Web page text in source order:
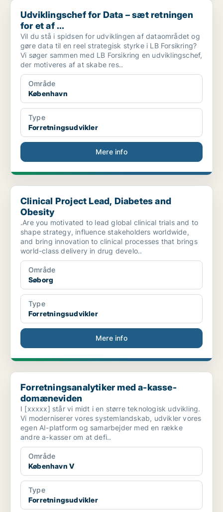
Udviklingschef for Data – sæt retningen for et af ...
Udviklingschef for Data – sæt retningen
for et af ...
Vil du stå i spidsen for udviklingen af dataområdet og
gøre data til en reel strategisk styrke i LB Forsikring?
Vi søger sammen med LB Forsikring en udviklingschef,
der motiveres af at skabe res..
Område
København
Type
Forretningsudvikler
Mere info
Clinical Project Lead, Diabetes and Obesity
Clinical Project Lead, Diabetes and
Obesity
.Are you motivated to lead global clinical trials and to
shape strategy, influence stakeholders worldwide,
and bring innovation to clinical processes that brings
world-class delivery in drug develo..
Område
Søborg
Type
Forretningsudvikler
Mere info
Forretningsanalytiker med a-kasse-domæneviden
Forretningsanalytiker med a-kasse-
domæneviden
I [xxxxx] står vi midt i en større teknologisk udvikling.
Vi moderniserer vores systemlandskab, udvikler vores
egen AI-platform og samarbejder med en række
andre a-kasser om at defi..
Område
København V
Type
Forretningsudvikler